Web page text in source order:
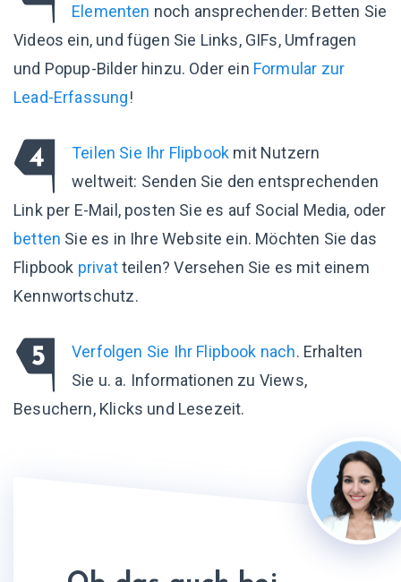
Elementen noch ansprechender: Betten Sie
Videos ein, und fügen Sie Links, GIFs, Umfragen
und Popup-Bilder hinzu. Oder ein Formular zur
Lead-Erfassung!
Teilen Sie Ihr Flipbook mit Nutzern
weltweit: Senden Sie den entsprechenden
Link per E-Mail, posten Sie es auf Social Media, oder
betten Sie es in Ihre Website ein. Möchten Sie das
Flipbook privatteilen? Versehen Sie es mit einem
Kennwortschutz.
Verfolgen Sie Ihr Flipbook nach. Erhalten
Sie u. a. Informationen zu Views,
Besuchern, Klicks und Lesezeit.